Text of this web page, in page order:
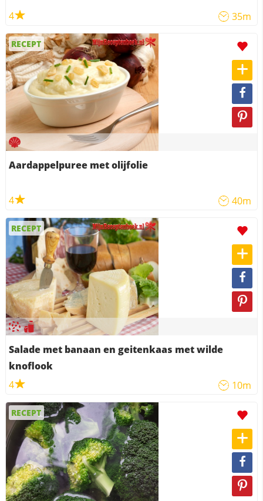
4 35m
RECEPT
Aardappelpuree met olijfolie
4 40m
RECEPT
Salade met banaan en geitenkaas met wilde
knoflook
4
10m
RECEPT